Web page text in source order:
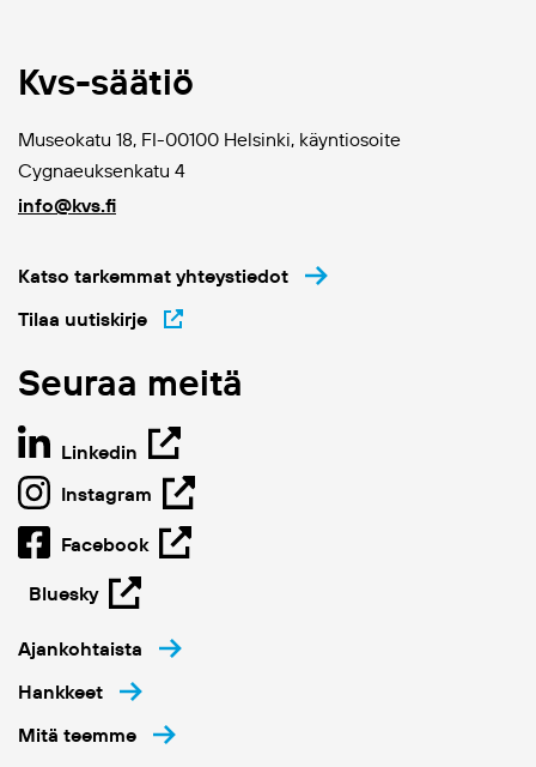
Kvs-säätiö
Museokatu 18, FI-00100 Helsinki, käyntiosoite
Cygnaeuksenkatu 4
info@kvs.fi
Katso tarkemmat yhteystiedot
Tilaa uutiskirje
Seuraa meitä
Linkedin
Instagram
Facebook
Bluesky
Ajankohtaista
Hankkeet
Mitä teemme